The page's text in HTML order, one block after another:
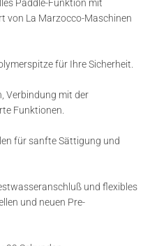
Paddle-Funktion mit
von La Marzocco-Maschinen
für Ihre Sicherheit.
Verbindung mit der
Funktionen.
für sanfte Sättigung und
und flexibles
und neuen Pre-